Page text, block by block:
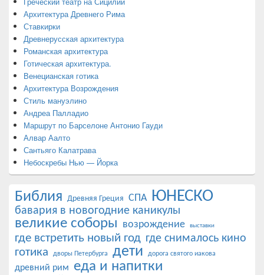
Архитектура Древнего Рима
Ставкирки
Древнерусская архитектура
Романская архитектура
Готическая архитектура.
Венецианская готика
Архитектура Возрождения
Стиль мануэлино
Андреа Палладио
Маршрут по Барселоне Антонио Гауди
Алвар Аалто
Сантьяго Калатрава
Небоскребы Нью — Йорка
Библия Древняя Греция СПА ЮНЕСКО
бавария в новогодние каникулы
великие соборы возрождение выставки
где встретить новый год где снималось кино
готика дворы Петербурга дети дорога святого иакова
древний рим еда и напитки